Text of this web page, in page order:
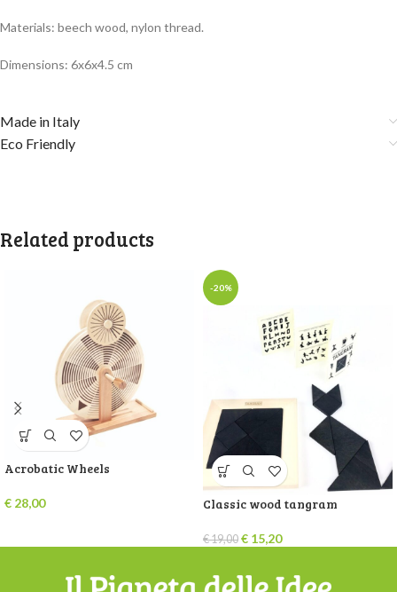
Materials: beech wood, nylon thread.
Dimensions: 6x6x4.5 cm
Made in Italy
Eco Friendly
Related products
Acrobatic Wheels
€ 28,00
-20%
Classic wood tangram
€19,00 € 15,20